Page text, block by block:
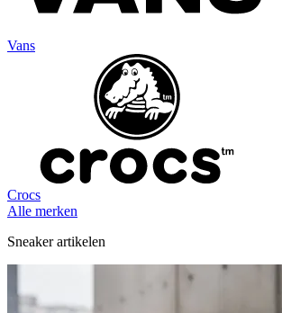
Vans
Crocs
Alle merken
Sneaker artikelen